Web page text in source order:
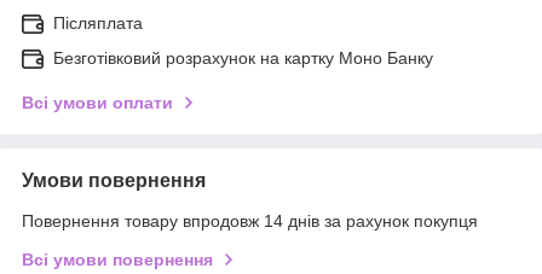
Післяплата
Безготівковий розрахунок на картку Моно Банку
Всі умови оплати
Умови повернення
Повернення товару впродовж 14 днів за рахунок покупця
Всі умови повернення